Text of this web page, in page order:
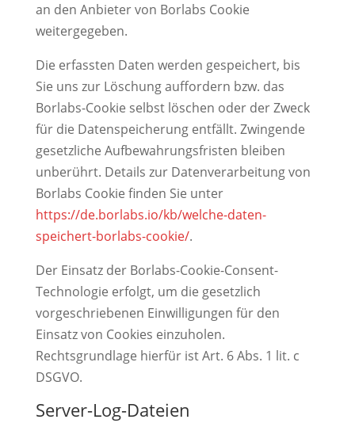
an den Anbieter von Borlabs Cookie
weitergegeben.
Die erfassten Daten werden gespeichert, bis
Sie uns zur Löschung auffordern bzw. das
Borlabs-Cookie selbst löschen oder der Zweck
für die Datenspeicherung entfällt. Zwingende
gesetzliche Aufbewahrungsfristen bleiben
unberührt. Details zur Datenverarbeitung von
Borlabs Cookie finden Sie unter
https://de.borlabs.io/kb/welche-daten-
speichert-borlabs-cookie/.
Der Einsatz der Borlabs-Cookie-Consent-
Technologie erfolgt, um die gesetzlich
vorgeschriebenen Einwilligungen für den
Einsatz von Cookies einzuholen.
Rechtsgrundlage hierfür ist Art. 6 Abs. 1 lit. c
DSGVO.
Server-Log-Dateien